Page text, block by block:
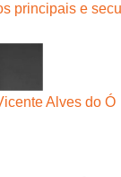
principais e
Alves do Ó